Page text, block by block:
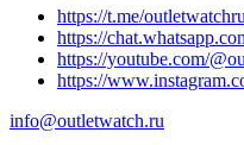
https://t.me/outletwatchru
https://
https://youtube.com/
https://
info@outletwatch.ru